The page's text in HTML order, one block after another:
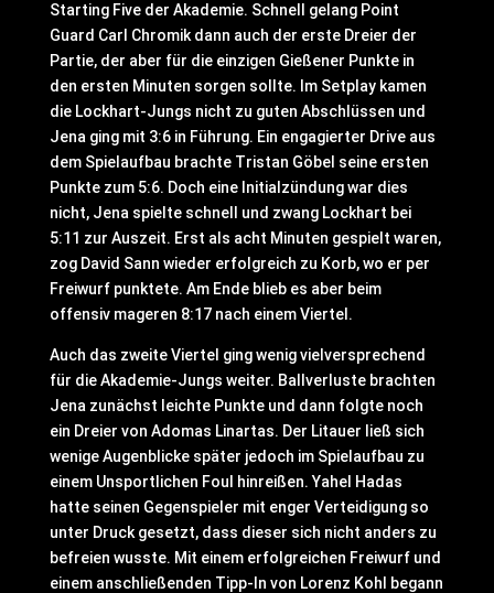
Starting Five der Akademie. Schnell gelang Point
Guard Carl Chromik dann auch der erste Dreier der
Partie, der aber für die einzigen Gießener Punkte in
den ersten Minuten sorgen sollte. Im Setplay kamen
die Lockhart-Jungs nicht zu guten Abschlüssen und
Jena ging mit 3:6 in Führung. Ein engagierter Drive aus
dem Spielaufbau brachte Tristan Göbel seine ersten
Punkte zum 5:6. Doch eine Initialzündung war dies
nicht, Jena spielte schnell und zwang Lockhart bei
5:11 zur Auszeit. Erst als acht Minuten gespielt waren,
zog David Sann wieder erfolgreich zu Korb, wo er per
Freiwurf punktete. Am Ende blieb es aber beim
offensiv mageren 8:17 nach einem Viertel.
Auch das zweite Viertel ging wenig vielversprechend
für die Akademie-Jungs weiter. Ballverluste brachten
Jena zunächst leichte Punkte und dann folgte noch
ein Dreier von Adomas Linartas. Der Litauer ließ sich
wenige Augenblicke später jedoch im Spielaufbau zu
einem Unsportlichen Foul hinreißen. Yahel Hadas
hatte seinen Gegenspieler mit enger Verteidigung so
unter Druck gesetzt, dass dieser sich nicht anders zu
befreien wusste. Mit einem erfolgreichen Freiwurf und
einem anschließenden Tipp-In von Lorenz Kohl begann